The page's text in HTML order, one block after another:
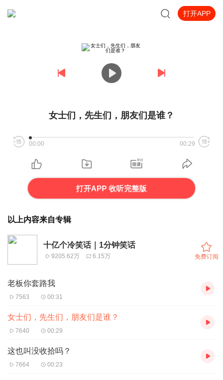
打开APP
女士们，先生们，朋友们是谁？
00:00 00:29
打开APP 收听完整版
以上内容来自专辑
十亿个冷笑话｜1分钟笑话
9205.62万 6.15万 免费订阅
老板你套路我
7563 00:31
女士们，先生们，朋友们是谁？
7640 00:29
这也叫没收拾吗？
7664 00:23